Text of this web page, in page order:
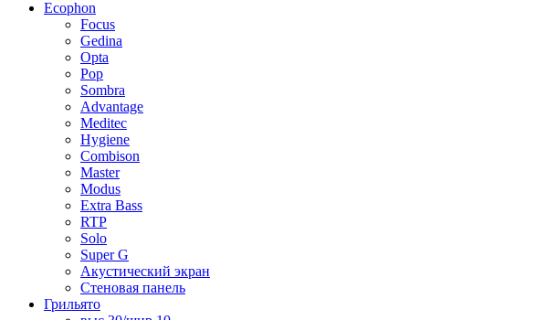
Ecophon
Focus
Gedina
Opta
Pop
Sombra
Advantage
Meditec
Hygiene
Combison
Master
Modus
Extra Bass
RTP
Solo
Super G
Акустический экран
Стеновая панель
Грильято